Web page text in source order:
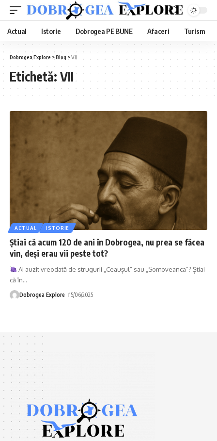
Actual Istorie Dobrogea PE BUNE Afaceri Turism
Dobrogea Explore >Blog >VII
Etichetă: VII
ACTUAL ISTORIE
Știai că acum 120 de ani în Dobrogea, nu prea se făcea
vin, deși erau vii peste tot?
Ai auzit vreodată de strugurii „Ceaușul” sau „Somoveanca”? Știai
că în…
Dobrogea Explore 15/06/2025